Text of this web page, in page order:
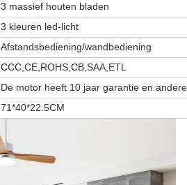
3 massief houten bladen
3 kleuren led-licht
Afstandsbediening/wandbediening
CCC,CE,ROHS,CB,SAA,ETL
De motor heeft 10 jaar garantie en
71*40*22.5CM